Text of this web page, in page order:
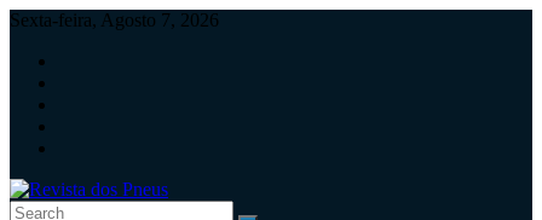
Skip
content
Sexta-feira, Agosto 7, 2026